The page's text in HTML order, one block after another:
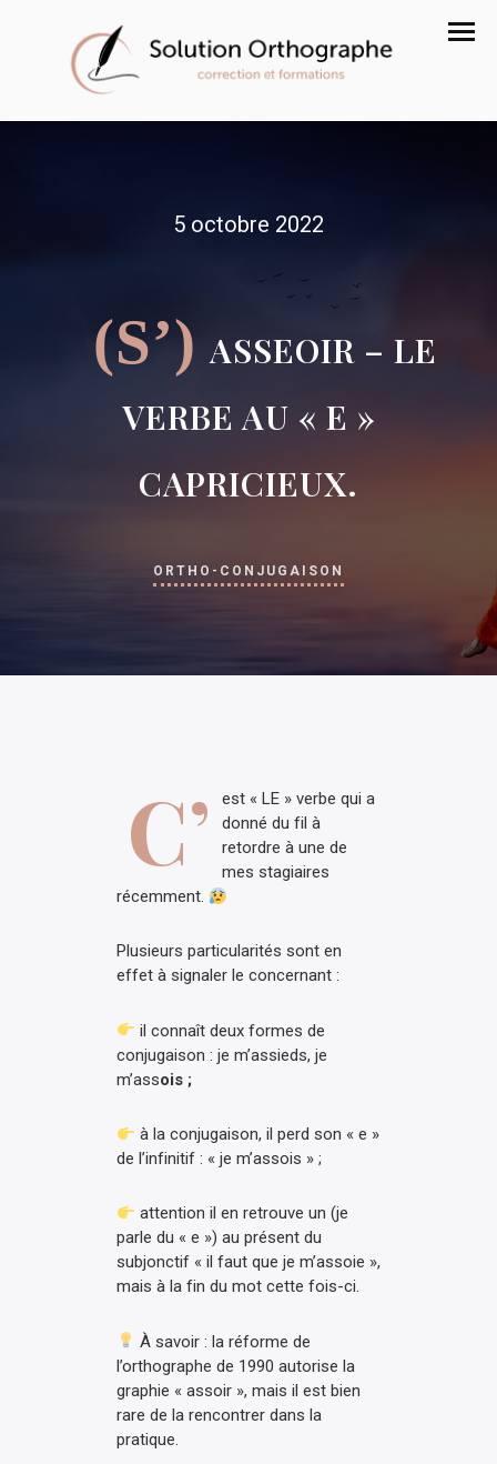
5 octobre 2022
(S’) ASSEOIR – LE
VERBE AU « E »
CAPRICIEUX.
ORTHO-CONJUGAISON
C’
est « LE » verbe qui a
donné du fil à
retordre à une de
mes stagiaires
récemment.
Plusieurs particularités sont en
effet à signaler le concernant :
il connaît deux formes de
conjugaison : je m’assieds, je
m’assois ;
à la conjugaison, il perd son « e »
de l’infinitif : « je m’assois » ;
attention il en retrouve un (je
parle du « e ») au présent du
subjonctif « il faut que je m’assoie »,
mais à la fin du mot cette fois-ci.
À savoir : la réforme de
l’orthographe de 1990 autorise la
graphie « assoir », mais il est bien
rare de la rencontrer dans la
pratique.